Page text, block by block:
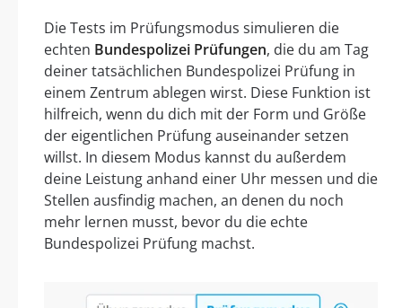
Die Tests im Prüfungsmodus simulieren die
echten Bundespolizei Prüfungen, die du am Tag
deiner tatsächlichen Bundespolizei Prüfung in
einem Zentrum ablegen wirst. Diese Funktion ist
hilfreich, wenn du dich mit der Form und Größe
der eigentlichen Prüfung auseinander setzen
willst. In diesem Modus kannst du außerdem
deine Leistung anhand einer Uhr messen und die
Stellen ausfindig machen, an denen du noch
mehr lernen musst, bevor du die echte
Bundespolizei Prüfung machst.